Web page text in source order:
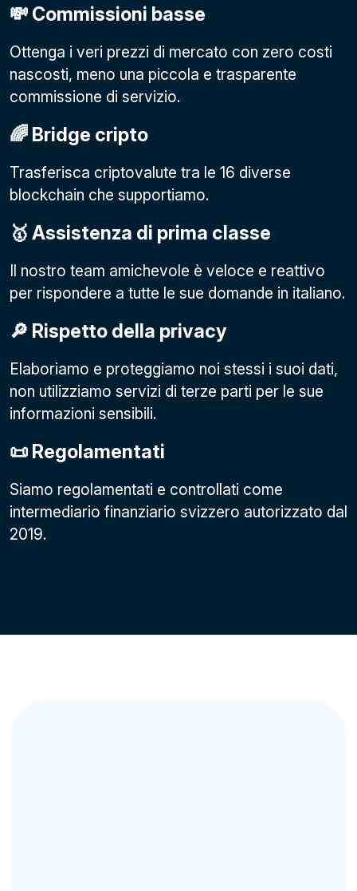
💸 Commissioni basse
Ottenga i veri prezzi di mercato con zero costi
nascosti, meno una piccola e trasparente
commissione di servizio.
🌈 Bridge cripto
Trasferisca criptovalute tra le 16 diverse
blockchain che supportiamo.
🥇 Assistenza di prima classe
Il nostro team amichevole è veloce e reattivo
per rispondere a tutte le sue domande in italiano.
🔎 Rispetto della privacy
Elaboriamo e proteggiamo noi stessi i suoi dati,
non utilizziamo servizi di terze parti per le sue
informazioni sensibili.
📜 Regolamentati
Siamo regolamentati e controllati come
intermediario finanziario svizzero autorizzato dal
2019.